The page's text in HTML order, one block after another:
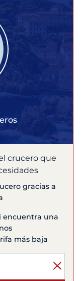
crucero que
gracias a
encuentra una
más baja